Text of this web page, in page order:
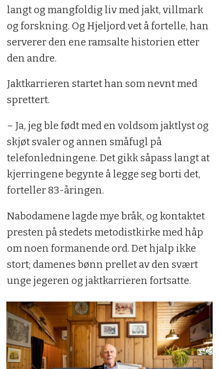
langt og mangfoldig liv med jakt, villmark
og forskning. Og Hjeljord vet å fortelle, han
serverer den ene ramsalte historien etter
den andre.
Jaktkarrieren startet han som nevnt med
sprettert.
– Ja, jeg ble født med en voldsom jaktlyst og
skjøt svaler og annen småfugl på
telefonledningene. Det gikk såpass langt at
kjerringene begynte å legge seg borti det,
forteller 83-åringen.
Nabodamene lagde mye bråk, og kontaktet
presten på stedets metodistkirke med håp
om noen formanende ord. Det hjalp ikke
stort; damenes bønn prellet av den svært
unge jegeren og jaktkarrieren fortsatte.